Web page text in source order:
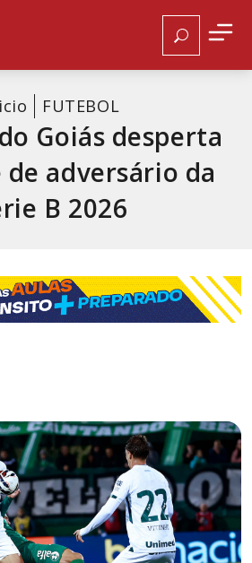
FUTEBOL
Goiás desperta
adversário da
B 2026